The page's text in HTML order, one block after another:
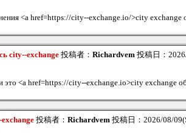
<a href=https://city--exchange.io/>city exchange
city--exchange投稿者： Richardvem 投稿日：
это <a href=https://city--exchange.io>city exchange
投稿者： Richardvem 投稿日：2026/08/